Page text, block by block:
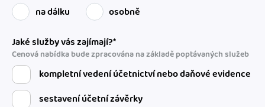
na dálku
osobně
Jaké služby vás zajímají?*
Cenová nabídka bude zpracována na základě poptávaných služeb
kompletní vedení účetnictví nebo daňové evidence
sestavení účetní závěrky